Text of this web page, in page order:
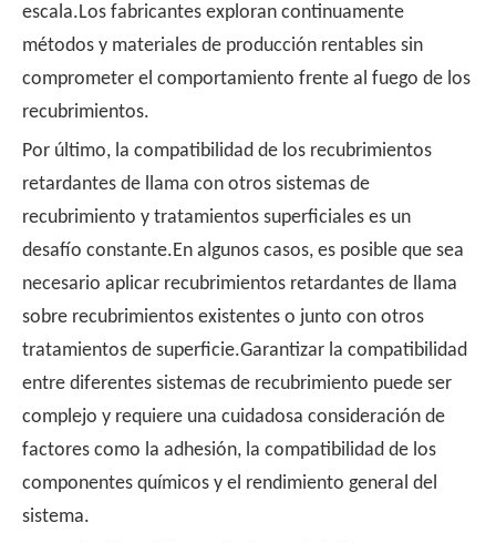
escala.Los fabricantes exploran continuamente
métodos y materiales de producción rentables sin
comprometer el comportamiento frente al fuego de los
recubrimientos.
Por último, la compatibilidad de los recubrimientos
retardantes de llama con otros sistemas de
recubrimiento y tratamientos superficiales es un
desafío constante.En algunos casos, es posible que sea
necesario aplicar recubrimientos retardantes de llama
sobre recubrimientos existentes o junto con otros
tratamientos de superficie.Garantizar la compatibilidad
entre diferentes sistemas de recubrimiento puede ser
complejo y requiere una cuidadosa consideración de
factores como la adhesión, la compatibilidad de los
componentes químicos y el rendimiento general del
sistema.